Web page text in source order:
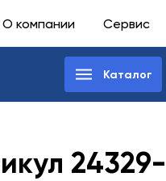
О компании Сервис
Каталог